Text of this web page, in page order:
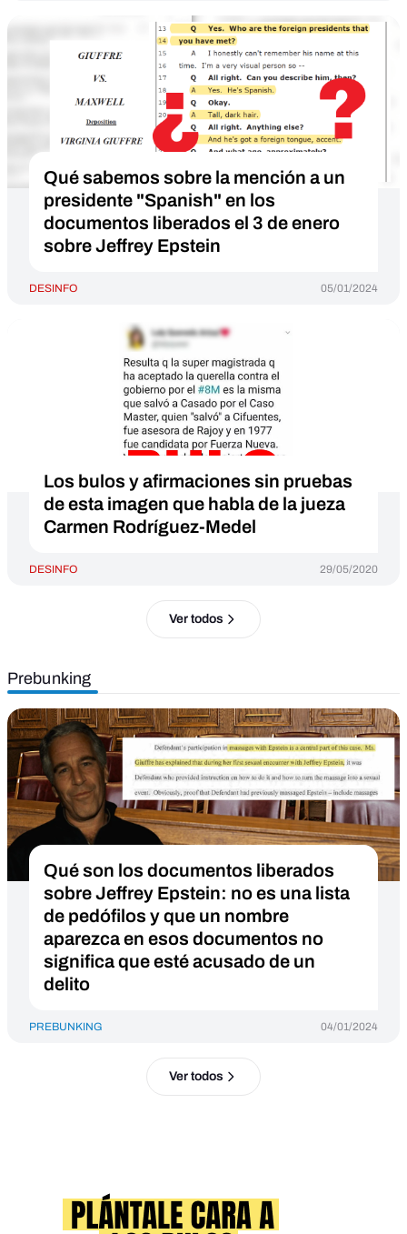
Qué sabemos sobre la mención a un
presidente "Spanish" en los
documentos liberados el 3 de enero
sobre Jeffrey Epstein
DESINFO 05/01/2024
Los bulos y afirmaciones sin pruebas
de esta imagen que habla de la jueza
Carmen Rodríguez-Medel
DESINFO 29/05/2020
Ver todos
Prebunking
Qué son los documentos liberados
sobre Jeffrey Epstein: no es una lista
de pedófilos y que un nombre
aparezca en esos documentos no
significa que esté acusado de un
delito
PREBUNKING 04/01/2024
Ver todos